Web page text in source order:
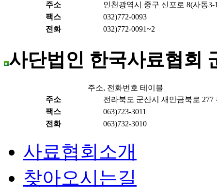
주소
인천광역시 중구 신포로 8(사동3-
팩스
032)772-0093
전화
032)772-0091~2
사단법인 한국사료협회
주소, 전화번호 테이블
주소
전라북도 군산시 새만금북로 277
팩스
063)723-3011
전화
063)732-3010
사료협회소개
찾아오시는길